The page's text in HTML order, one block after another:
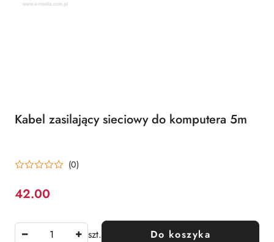
Kabel zasilający sieciowy do komputera 5m
(0)
Cena:
42.00
szt. Do koszyka